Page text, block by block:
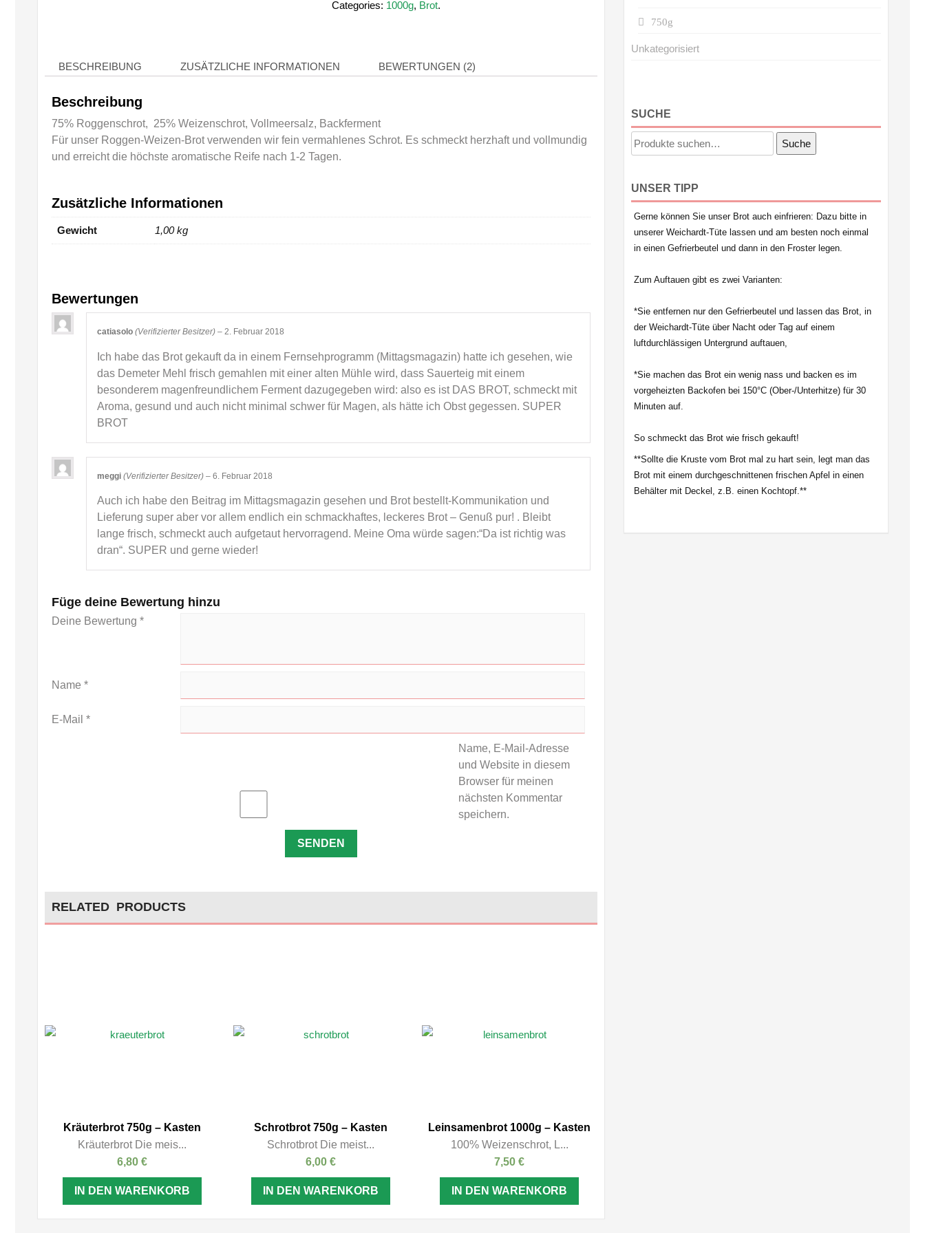
Menge
Categories: 1000g, Brot.
BESCHREIBUNG ZUSÄTZLICHE INFORMATIONEN BEWERTUNGEN (2)
Beschreibung
75% Roggenschrot, 25% Weizenschrot, Vollmeersalz, Backferment
Für unser Roggen-Weizen-Brot verwenden wir fein vermahlenes Schrot. Es schmeckt herzhaft und vollmundig
und erreicht die höchste aromatische Reife nach 1-2 Tagen.
Zusätzliche Informationen
Gewicht 1,00 kg
Bewertungen
catiasolo (Verifizierter Besitzer) – 2. Februar 2018
Ich habe das Brot gekauft da in einem Fernsehprogramm (Mittagsmagazin) hatte ich gesehen, wie
das Demeter Mehl frisch gemahlen mit einer alten Mühle wird, dass Sauerteig mit einem
besonderem magenfreundlichem Ferment dazugegeben wird: also es ist DAS BROT, schmeckt mit
Aroma, gesund und auch nicht minimal schwer für Magen, als hätte ich Obst gegessen. SUPER
BROT
meggi (Verifizierter Besitzer) – 6. Februar 2018
Auch ich habe den Beitrag im Mittagsmagazin gesehen und Brot bestellt-Kommunikation und
Lieferung super aber vor allem endlich ein schmackhaftes, leckeres Brot – Genuß pur! . Bleibt
lange frisch, schmeckt auch aufgetaut hervorragend. Meine Oma würde sagen:“Da ist richtig was
dran“. SUPER und gerne wieder!
Füge deine Bewertung hinzu
Deine Bewertung *
Name *
E-Mail *
Name, E-Mail-Adresse
und Website in diesem
Browser für meinen
nächsten Kommentar
speichern.
RELATED PRODUCTS
Kräuterbrot 750g – Kasten
Kräuterbrot Die meis...
6,80 €
IN DEN WARENKORB
Schrotbrot 750g – Kasten
Schrotbrot Die meist...
6,00€
IN DEN WARENKORB
Leinsamenbrot 1000g – Kasten
100% Weizenschrot, L...
7,50€
IN DEN WARENKORB
750g
Unkategorisiert
SUCHE
Suche
nach:
Suche
UNSER TIPP
Gerne können Sie unser Brot auch einfrieren: Dazu bitte in
unserer Weichardt-Tüte lassen und am besten noch einmal
in einen Gefrierbeutel und dann in den Froster legen.
Zum Auftauen gibt es zwei Varianten:
*Sie entfernen nur den Gefrierbeutel und lassen das Brot, in
der Weichardt-Tüte über Nacht oder Tag auf einem
luftdurchlässigen Untergrund auftauen,
*Sie machen das Brot ein wenig nass und backen es im
vorgeheizten Backofen bei 150°C (Ober-/Unterhitze) für 30
Minuten auf.
So schmeckt das Brot wie frisch gekauft!
**Sollte die Kruste vom Brot mal zu hart sein, legt man das
Brot mit einem durchgeschnittenen frischen Apfel in einen
Behälter mit Deckel, z.B. einen Kochtopf.**